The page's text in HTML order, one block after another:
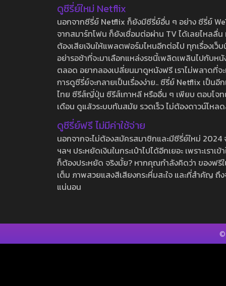
ดูซีรี่ย์ใหม่ Netflix
นอกจากซีรี่ย์ Netflix ก็ยังมีซีรี่ย์อื่น ๆ อย่าง ซีรี่ย์
จากสมาร์ทโฟน ก็ยังเชื่อมต่อผ่าน TV ได้เลยไหลลื่
ต้องเสียเงินให้แพลตฟอร์มไหนอีกต่อไป ทุกเรื่องเว็
อย่ารอช้าที่จะมาเลือกแหล่งรชนี้เพลิดเพลินไปกับห
ตลอด อยากลองเปลี่ยนมาดูหนังฟรี เราไม่พลาดที่
การดูซีรี่ย์จะกลายเป็นเรื่องง่าย.. ซีรี่ย์ Netflix เป็น
ไทย ซีรีส์ญี่ปุ่น ซีรีส์เกาหลี หรืออื่น ๆ เพียบ ตอบโจท
เดือน ดูแล้วระบบทันสมัย รวดเร็ว ไม่ต้องดาวน์โห
ดูซีรี่ย์ฟรี ไม่มีค่าใช้จ่าย
นอกจากจะไม่ต้องสมัครสมาชิกและมีซีรี่ย์ใหม่
ฯลฯ ประหยัดเงินในกระเป๋าไปได้อีกเยอะ เพราะเร
ก็ต้องประหยัด จริงมั้ย? หากคุณกำลังคิดว่า ของฟ
เต็ม ภาพสวยแสงสีเสียงกระหึ่มสะใจ และที่สำคัญ
แน่นอน
©